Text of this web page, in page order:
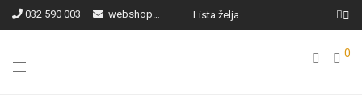
032 590 003 webshop@ilocki-podrumi.hr Lista želja
0